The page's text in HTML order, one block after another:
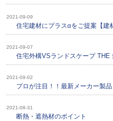
2021-09-09
住宅建材にプラスαをご提案【建
2021-09-07
住宅外構VSランドスケープ THE
2021-09-02
プロが注目！！最新メーカー製
2021-08-31
断熱・遮熱材のポイント